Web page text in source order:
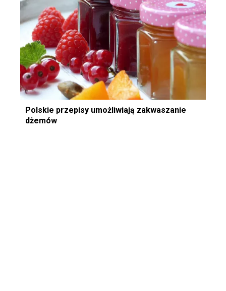
Polskie przepisy umożliwiają zakwaszanie
dżemów